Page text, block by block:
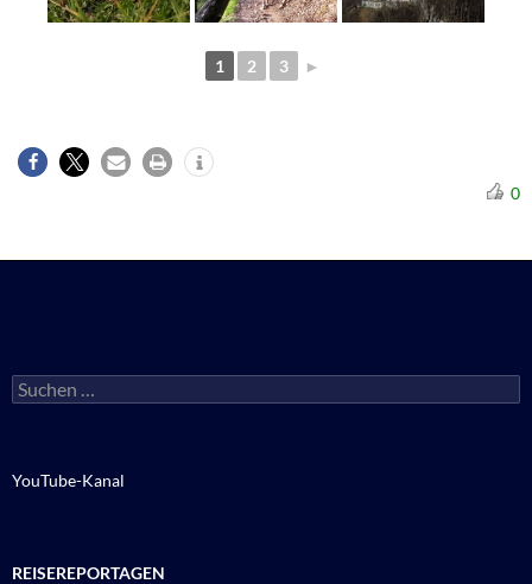
1 2 3 ►
0
Suchen
nach:
YouTube-Kanal
REISEREPORTAGEN